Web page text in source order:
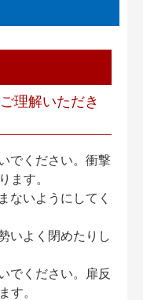
理解いただき
でください。衝撃
ます。
ないようにしてく
いよく閉めたりし
でください。扉反
す。